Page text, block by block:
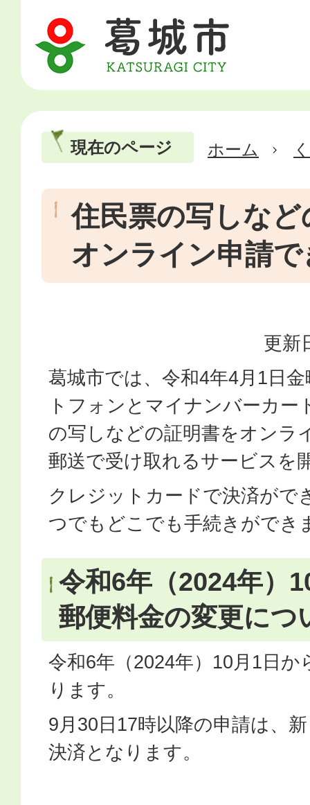
現在のページ ホーム
住民票の写しな
オンライン申請
更新
葛城市では、令和4年4月1日
トフォンとマイナンバーカー
の写しなどの証明書をオンラ
郵送で受け取れるサービスを
クレジットカードで決済がで
つでもどこでも手続きができ
令和6年（2024年）
郵便料金の変更につ
令和6年（2024年）10月1日か
ります。
9月30日17時以降の申請は、
決済となります。